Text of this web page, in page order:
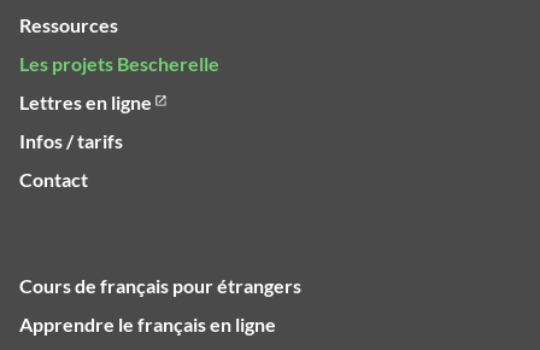
Ressources
Les projets Bescherelle
Lettres en ligne
Infos / tarifs
Contact
Cours de français pour étrangers
Apprendre le français en ligne